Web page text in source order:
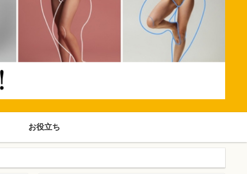
お役立ち